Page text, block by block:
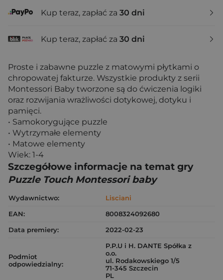
Kup teraz, zapłać za 30 dni
Kup teraz, zapłać za 30 dni
Proste i zabawne puzzle z matowymi płytkami o
chropowatej fakturze. Wszystkie produkty z serii
Montessori Baby tworzone są do ćwiczenia logiki
oraz rozwijania wrażliwości dotykowej, dotyku i
pamięci.
• Samokorygujące puzzle
• Wytrzymałe elementy
• Matowe elementy
Wiek: 1-4
Szczegółowe informacje na temat gry
Puzzle Touch Montessori baby
Wydawnictwo:
Lisciani
EAN:
8008324092680
Data premiery:
2022-02-23
Podmiot
odpowiedzialny:
P.P.U i H. DANTE Spółka z
o.o.
ul. Rodakowskiego 1/5
71-345 Szczecin
PL